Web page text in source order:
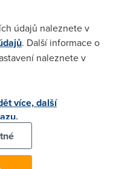
myslím že je hrozné.
údajů naleznete v
. Další informace o
naleznete v
více, další